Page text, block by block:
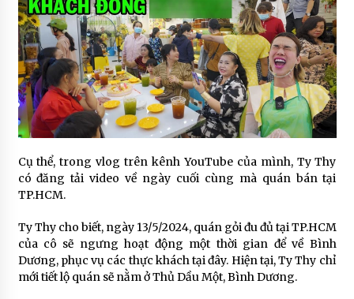
Cụ thể, trong vlog trên kênh YouTube của mình, Ty Thy
có đăng tải video về ngày cuối cùng mà quán bán tại
TP.HCM.
Ty Thy cho biết, ngày 13/5/2024, quán gỏi đu đủ tại TP.HCM
của cô sẽ ngưng hoạt động một thời gian để về Bình
Dương, phục vụ các thực khách tại đây. Hiện tại, Ty Thy chỉ
mới tiết lộ quán sẽ nằm ở Thủ Dầu Một, Bình Dương.